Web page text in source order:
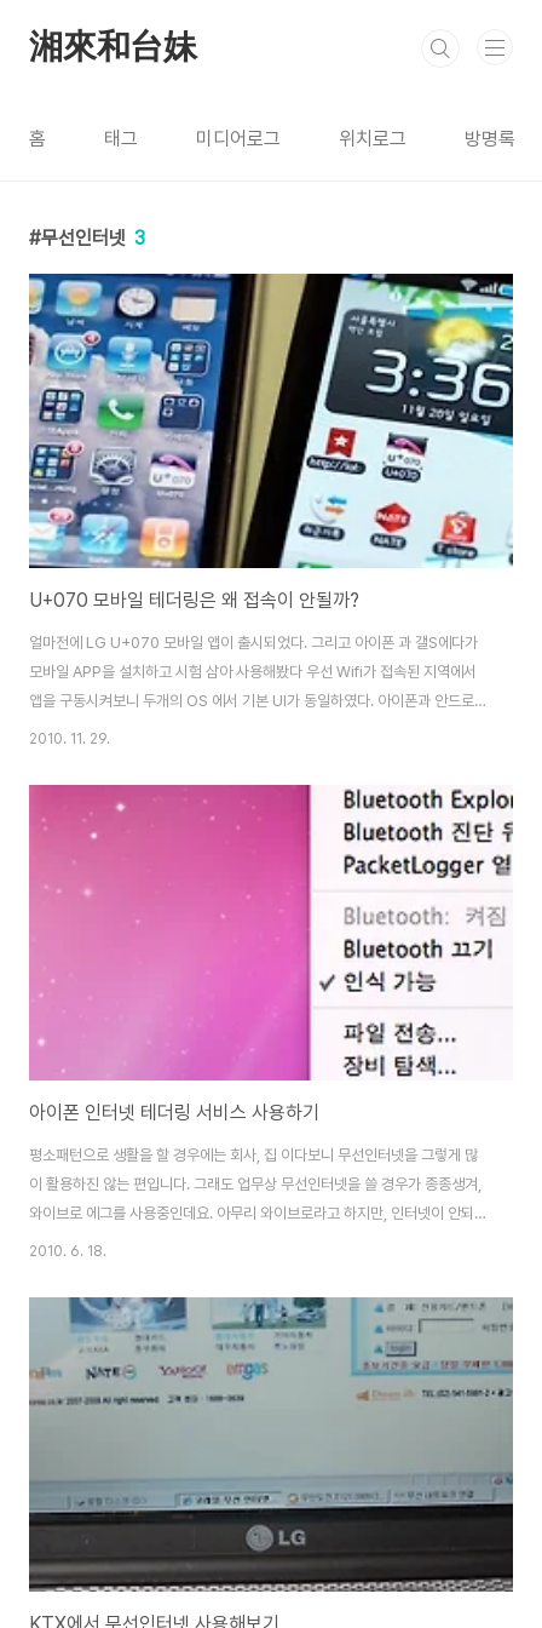
湘來和台妹
홈 태그 미디어로그 위치로그 방명록
무선인터넷 3
U+070 모바일 테더링은 왜 접속이 안될까?
얼마전에 LG U+070 모바일 앱이 출시되었다. 그리고 아이폰 과 갤S에다가
모바일 APP을 설치하고 시험 삼아 사용해봤다 우선 Wifi가 접속된 지역에서
앱을 구동시켜보니 두개의 OS 에서 기본 UI가 동일하였다. 아이폰과 안드로이
드 UI가 구분되고 각 OS에 맡도록 기획되고 출시 되었으면 좋겠지만 급하게
는가? 우선 U+070 모바일 앱을 구동시키면 무선 인터넷이 접속되어 있어야
한다. 회사 사무실이나 집이라면 별 문제가 없겠지만 이동중이라면 전화를 받
을 수도 걸수도 없다. 그래서 생각한게 테더링 서비스 우선 갤럭시 S를 통해 무
선 AP 기능을 작동시키고 아이폰 설정에서 무선인터넷을 접속하였다. 아이폰
2010. 11. 29.
아이폰 인터넷 테더링 서비스 사용하기
평소패턴으로 생활을 할 경우에는 회사, 집 이다보니 무선인터넷을 그렇게 많
이 활용하진 않는 편입니다. 그래도 업무상 무선인터넷을 쓸 경우가 종종생겨,
와이브로 에그를 사용중인데요. 아무리 와이브로라고 하지만, 인터넷이 안되는
곳이 있습니다. 도심에서 와이파이가 안잡힐까 싶지만 고층건물이라던지 지하
유용하게 쓰이는 경우는 지방으로 이동중 고속도로에서 인터넷 하는 그 맛은
정말 짜릿합니다. kt에서 저렴한 데이터 비용(0.5KB당 0.025원)에 테더링까
지 무료데이터에서 차감되는 i-요금제/쇼스마트 데이터부가서비스를 제공 하
므로 위 요금제 혹은 부가서비스 사용자분들은 부담없이 테더링기능을 사용할
2010. 6. 18.